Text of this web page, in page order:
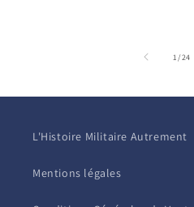
1/de
24
L'Histoire Militaire Autrement
Mentions légales